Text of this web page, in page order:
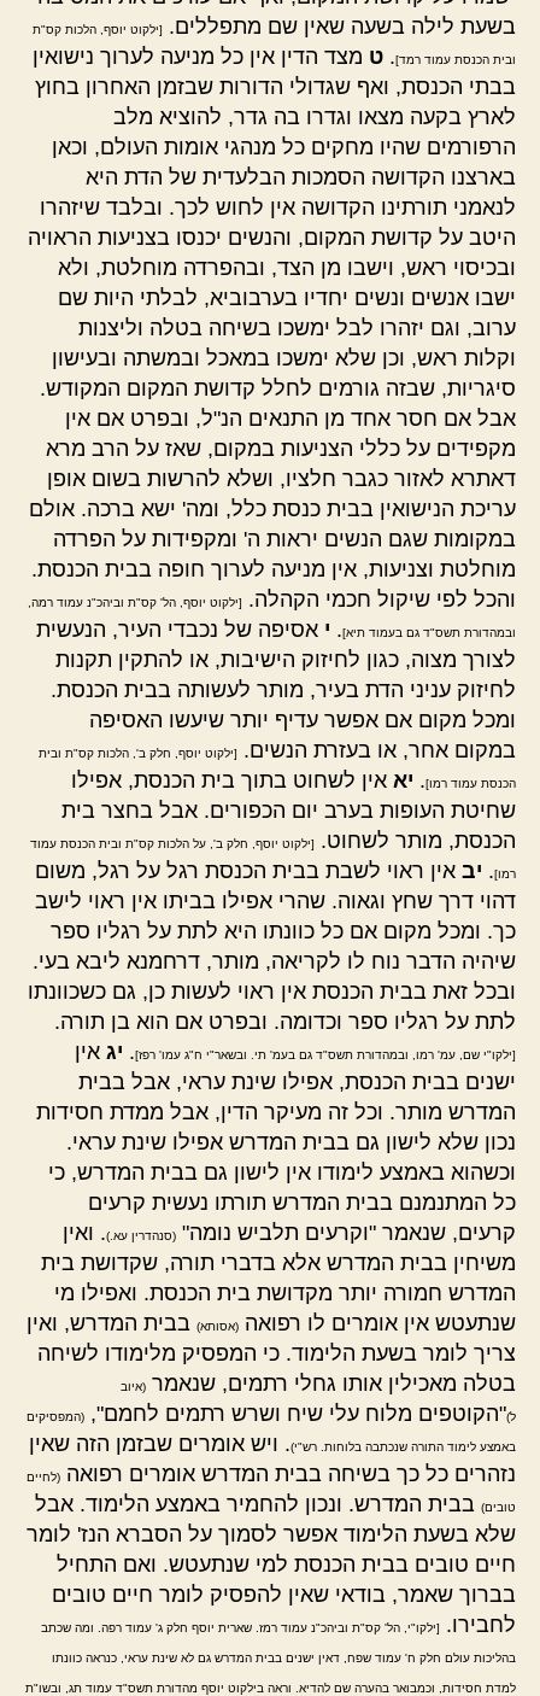
בשעת לילה בשעה שאין שם מתפללים.
[ילקוט יוסף, הלכות קס"ת
ובית הכנסת עמוד רמד]. ט מצד הדין אין כל מניעה לערוך נישואין
בבתי הכנסת, ואף שגדולי הדורות שבזמן האחרון בחוץ
לארץ בקעה מצאו וגדרו בה גדר, להוציא מלב
הרפורמים שהיו מחקים כל מנהגי אומות העולם, וכאן
בארצנו הקדושה הסמכות הבלעדית של הדת היא
לנאמני תורתינו הקדושה אין לחוש לכך. ובלבד שיזהרו
היטב על קדושת המקום, והנשים יכנסו בצניעות הראויה
ובכיסוי ראש, וישבו מן הצד, ובהפרדה מוחלטת, ולא
ישבו אנשים ונשים יחדיו בערבוביא, לבלתי היות שם
ערוב, וגם יזהרו לבל ימשכו בשיחה בטלה וליצנות
וקלות ראש, וכן שלא ימשכו במאכל ובמשתה ובעישון
סיגריות, שבזה גורמים לחלל קדושת המקום המקודש.
אבל אם חסר אחד מן התנאים הנ"ל, ובפרט אם אין
מקפידים על כללי הצניעות במקום, שאז על הרב מרא
דאתרא לאזור כגבר חלציו, ושלא להרשות בשום אופן
עריכת הנישואין בבית כנסת כלל, ומה' ישא ברכה. אולם
במקומות שגם הנשים יראות ה' ומקפידות על הפרדה
מוחלטת וצניעות, אין מניעה לערוך חופה בבית הכנסת.
והכל לפי שיקול חכמי הקהלה.
[ילקוט יוסף, הל' קס"ת וביהכ"נ עמוד רמה,
ובמהדורת תשס"ד גם בעמוד תיא]. י אסיפה של נכבדי העיר, הנעשית
לצורך מצוה, כגון לחיזוק הישיבות, או להתקין תקנות
לחיזוק עניני הדת בעיר, מותר לעשותה בבית הכנסת.
ומכל מקום אם אפשר עדיף יותר שיעשו האסיפה
במקום אחר, או בעזרת הנשים.
[ילקוט יוסף, חלק ב', הלכות קס"ת ובית
הכנסת עמוד רמו]. יא אין לשחוט בתוך בית הכנסת, אפילו
שחיטת העופות בערב יום הכפורים. אבל בחצר בית
הכנסת, מותר לשחוט.
[ילקוט יוסף, חלק ב', על הלכות קס"ת ובית הכנסת עמוד
רמו]. יב אין ראוי לשבת בבית הכנסת רגל על רגל, משום
דהוי דרך שחץ וגאוה. שהרי אפילו בביתו אין ראוי לישב
כך. ומכל מקום אם כל כוונתו היא לתת על רגליו ספר
שיהיה הדבר נוח לו לקריאה, מותר, דרחמנא ליבא בעי.
ובכל זאת בבית הכנסת אין ראוי לעשות כן, גם כשכוונתו
לתת על רגליו ספר וכדומה. ובפרט אם הוא בן תורה.
[ילקו"י שם, עמ' רמו, ובמהדורת תשס"ד גם בעמ' תי. ובשאר"י ח"ג עמו' רפז]. יג אין
ישנים בבית הכנסת, אפילו שינת עראי, אבל בבית
המדרש מותר. וכל זה מעיקר הדין, אבל ממדת חסידות
נכון שלא לישון גם בבית המדרש אפילו שינת עראי.
וכשהוא באמצע לימודו אין לישון גם בבית המדרש, כי
כל המתנמנם בבית המדרש תורתו נעשית קרעים
קרעים, שנאמר "וקרעים תלביש נומה" (סנהדרין עא.). ואין
משיחין בבית המדרש אלא בדברי תורה, שקדושת בית
המדרש חמורה יותר מקדושת בית הכנסת. ואפילו מי
שנתעטש אין אומרים לו רפואה (אסותא) בבית המדרש, ואין
צריך לומר בשעת הלימוד. כי המפסיק מלימודו לשיחה
בטלה מאכילין אותו גחלי רתמים, שנאמר (איוב
ל)"הקוטפים מלוח עלי שיח ושרש רתמים לחמם", (המפסיקים
באמצע לימוד התורה שנכתבה בלוחות. רש"י). ויש אומרים שבזמן הזה שאין
נזהרים כל כך בשיחה בבית המדרש אומרים רפואה (לחיים
טובים) בבית המדרש. ונכון להחמיר באמצע הלימוד. אבל
שלא בשעת הלימוד אפשר לסמוך על הסברא הנז' לומר
חיים טובים בבית הכנסת למי שנתעטש. ואם התחיל
בברוך שאמר, בודאי שאין להפסיק לומר חיים טובים
לחבירו.
[ילקו"י, הל' קס"ת וביהכ"נ עמוד רמז. שארית יוסף חלק ג' עמוד רפה. ומה שכתב
בהליכות עולם חלק ח' עמוד שפח, דאין ישנים בבית המדרש גם לא שינת עראי, כנראה כוונתו
למדת חסידות, וכמבואר בהערה שם להדיא. וראה בילקוט יוסף מהדורת תשס"ד עמוד תג, ובשו"ת